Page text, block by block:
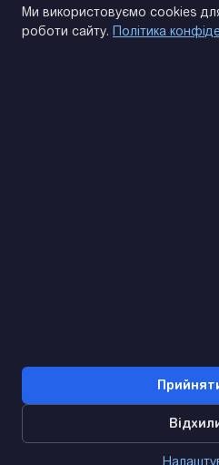
Ми використовуємо cookies
роботи сайту. Політика